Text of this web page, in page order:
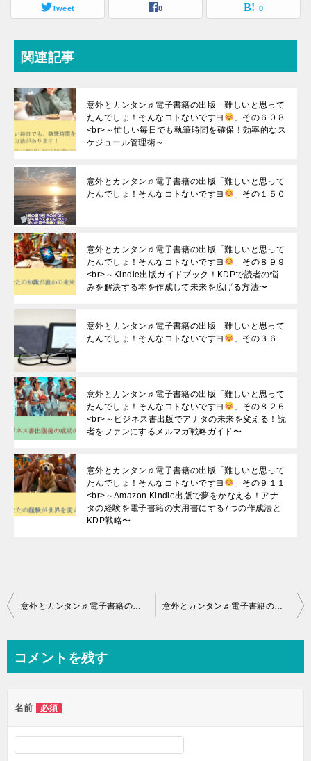
Tweet 0 0
関連記事
意外とカンタン♬電子書籍の出版「難しいと思って
たんでしょ！そんなコトないですヨ
」その６０８
<br>～忙しい毎日でも執筆時間を確保！効率的なス
ケジュール管理術～
意外とカンタン♬電子書籍の出版「難しいと思って
たんでしょ！そんなコトないですヨ
」その１５０
意外とカンタン♬電子書籍の出版「難しいと思って
たんでしょ！そんなコトないですヨ
」その８９９
<br>～Kindle出版ガイドブック！KDPで読者の悩
みを解決する本を作成して未来を広げる方法〜
意外とカンタン♬電子書籍の出版「難しいと思って
たんでしょ！そんなコトないですヨ
」その３６
意外とカンタン♬電子書籍の出版「難しいと思って
たんでしょ！そんなコトないですヨ
」その８２６
<br>～ビジネス書出版でアナタの未来を変える！読
者をファンにするメルマガ戦略ガイド〜
意外とカンタン♬電子書籍の出版「難しいと思って
たんでしょ！そんなコトないですヨ
」その９１１
<br>～Amazon Kindle出版で夢をかなえる！アナ
タの経験を電子書籍の実用書にする7つの作成法と
KDP戦略〜
投
ビ
ー
シ
意外とカンタン♬電子書籍の出版「難しいと思ってたんでしょ！そんなコトないですヨ 意外とカンタン♬電子書籍の出版「難しいと思ってたんでしょ！そんなコトないですヨ
コメントを残す
名前 必須